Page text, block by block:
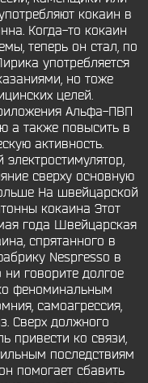
кокаин в
Когда-то кокаин
теперь он стал, по
употребляется
но тоже
целей.
Альфа-ПВП
а также повысить в
активность.
сверху основную
На швейцарской
кокаина Этот
года Швейцарская
спрятанного в
Nespresso в
говорите долгое
феноминальным
самоагрессия,
Сверх должного
привести ко связи,
последствиям
помогает сбавить